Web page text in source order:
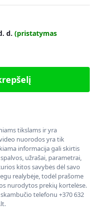
d. (pristatymas
tikslams ir yra
nuorodos yra tik
informacija gali skirtis
užrašai, parametrai,
kitos savybės dėl savo
realybėje, todėl prašome
nurodytos prekių kortelėse.
telefonu +370 632